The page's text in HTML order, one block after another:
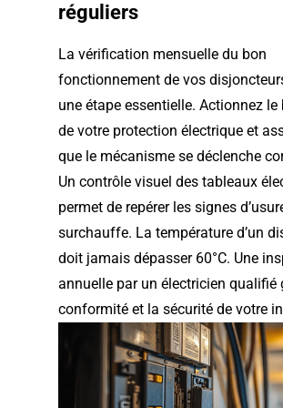
réguliers
La vérification mensuelle du bon
fonctionnement de vos
une étape essentielle. Actionnez
de votre protection électrique et
que le mécanisme se déclenche
Un contrôle visuel des tableaux
permet de repérer les signes
surchauffe. La température d’un
doit jamais dépasser 60°C. Une
annuelle par un électricien qualifié
conformité et la sécurité de votre